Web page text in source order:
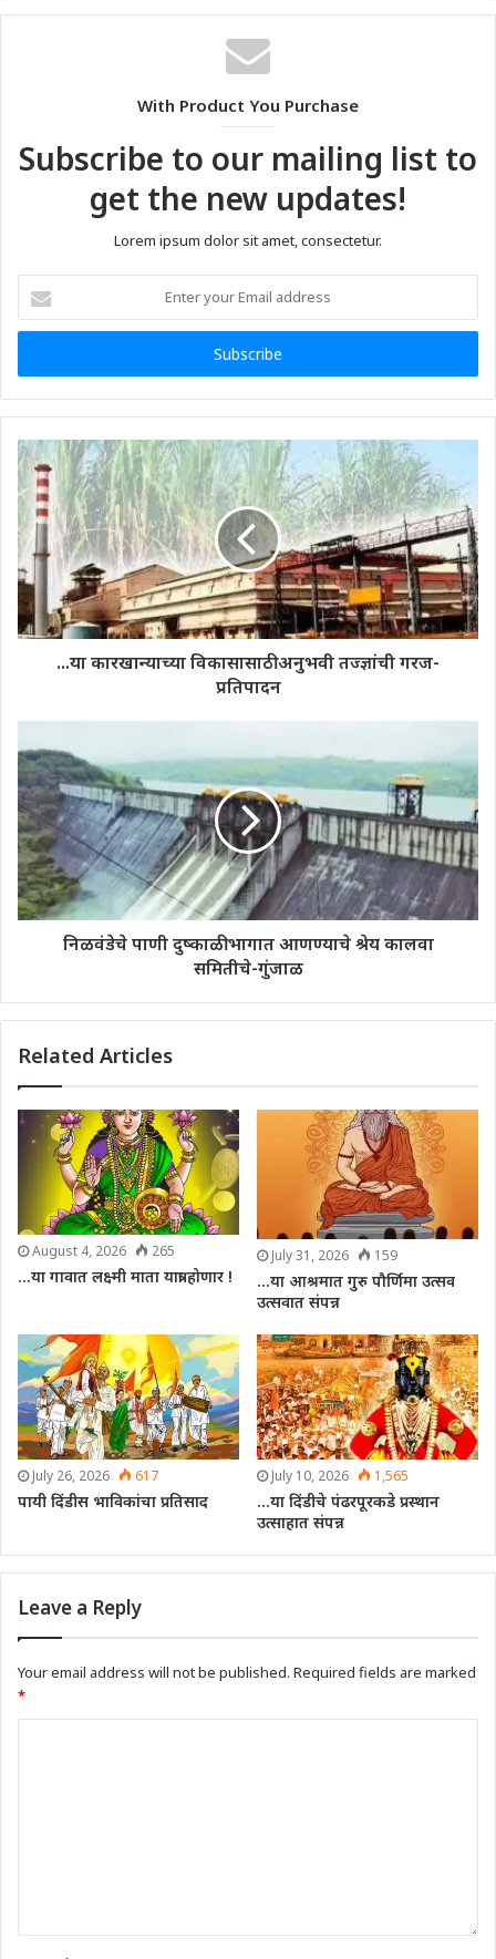
With Product You Purchase
Subscribe to our mailing list to
get the new updates!
Lorem ipsum dolor sit amet, consectetur.
your
Email
...या कारखान्याच्या विकासासाठी अनुभवी तज्ज्ञांची गरज-
प्रतिपादन
निळवंडेचे पाणी दुष्काळी भागात आणण्याचे श्रेय कालवा
समितीचे-गुंजाळ
Related Articles
August 4, 2026 265
…या गावात लक्ष्मी माता यात्रा होणार !
July 31, 2026 159
…या आश्रमात गुरु पौर्णिमा उत्सव
उत्सवात संपन्न
July 26, 2026 617
पायी दिंडीस भाविकांचा प्रतिसाद
July 10, 2026 1,565
…या दिंडीचे पंढरपूरकडे प्रस्थान
उत्साहात संपन्न
Leave a Reply
Your email address will not be published. Required fields are marked
*